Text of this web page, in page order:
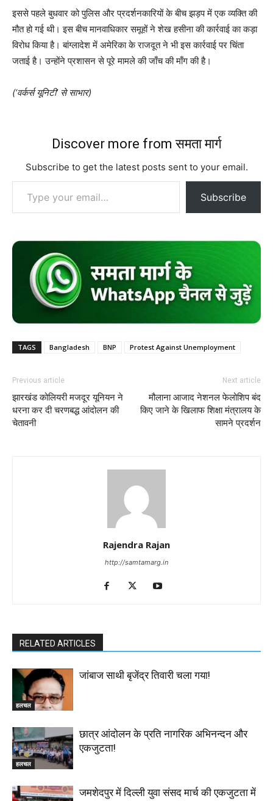
इससे पहले बुधवार को पुलिस और प्रदर्शनकारियों के बीच झड़प में एक व्‍यक्ति की
मौत हो गई थी। इस बीच मानवाधिकार समूहों ने शेख हसीना की कार्रवाई का कड़ा
विरोध किया है। बांग्‍लादेश में अमेरिका के राजदूत ने भी इस कार्रवाई पर चिंता
जताई है। उन्‍होंने प्रशासन से पूरे मामले की जाँच की माँग की है।
(‘वर्कर्स यूनिटी’ से साभार)
Discover more from समता मार्ग
Subscribe to get the latest posts sent to your email.
Type your email…
Subscribe
TAGS Bangladesh BNP Protest Against Unemployment
Previous article
झारखंड कोलियरी मजदूर यूनियन ने
धरना कर दी चरणबद्ध आंदोलन की
चेतावनी
Next article
मौलाना आजाद नेशनल फेलोशिप बंद
किए जाने के खिलाफ शिक्षा मंत्रालय के
सामने प्रदर्शन
Rajendra Rajan
http://samtamarg.in
RELATED ARTICLES
हलचल
जांबाज साथी बृजेंद्र तिवारी चला गया!
हलचल
छात्र आंदोलन के प्रति नागरिक अभिनन्दन और
एकजुटता!
जमशेदपुर में दिल्ली युवा संसद मार्च की एकजुटता में